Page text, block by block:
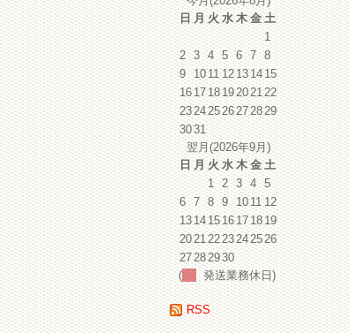
日 月 火 水 木 金 土
1
2 3 4 5 6 7 8
9
10 11 12 13 14 15
16 17 18 19202122
23242526272829
3031
翌月(2026年9月)
日 月 火 水 木 金 土
1 2 3 4 5
6 7 8 9 10 11 12
13 14 15 16 17 18 19
20212223242526
27282930
(
発送業務休日)
RSS